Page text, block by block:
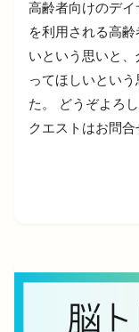
高齢者向けのデ
を利用される高
いという思いと
ってほしいとい
た。 どうぞよろ
クエストはお問